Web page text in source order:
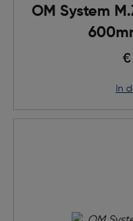
OM System
€
in